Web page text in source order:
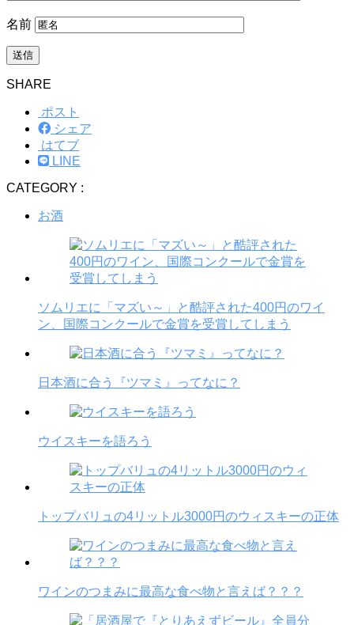
名前
SHARE
ポスト
シェア
はてブ
LINE
CATEGORY :
お酒
ソムリエに「マズい～」と酷評された400円のワイ
ン、国際コンクールで金賞を受賞してしまう
日本酒に合う『ツマミ』ってなに？
ウイスキーを語ろう
トップバリュの4リットル3000円のウィスキーの正体
ワインのつまみに最高な食べ物と言えば？？？